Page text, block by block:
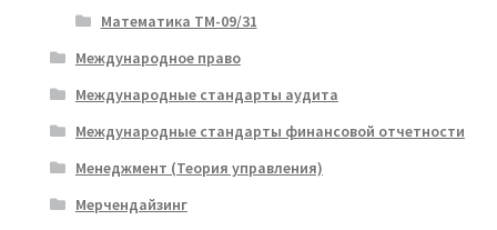
Математика ТМ-09/31
Международное право
Международные стандарты аудита
Международные стандарты финансовой отчетности
Менеджмент (Теория управления)
Мерчендайзинг